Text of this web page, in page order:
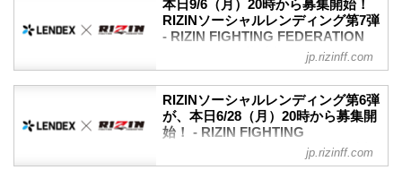
本日9/6（月）20時から募集開始！
RIZINソーシャルレンディング第7弾
- RIZIN FIGHTING FEDERATION
ソーシャルレンディング第7弾が、本日9
月6日（月）20:00から募集開始すること
が決定したぞ！
を集める「資金を必要とする事業者とお
jp.rizinff.com
RIZINソーシャルレンディング第6弾
が、本日6/28（月）20時から募集開
始！ - RIZIN FIGHTING
FEDERATION オフィシャルサイト
jp.rizinff.com